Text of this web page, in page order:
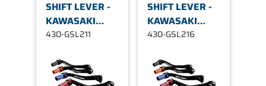
SHIFT LEVER -
KAWASAKI
BLUE TI
430-GSL211
SHIFT LEVER -
KAWASAKI
BLUE TI
430-GSL216